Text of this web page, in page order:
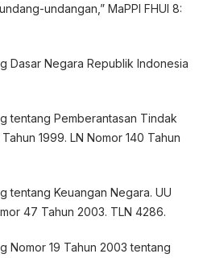
undangan,” MaPPI FHUI 8:
Dasar Negara Republik Indonesia
tentang Pemberantasan Tindak
1999. LN Nomor 140 Tahun
tentang Keuangan Negara. UU
47 Tahun 2003. TLN 4286.
Nomor 19 Tahun 2003 tentang